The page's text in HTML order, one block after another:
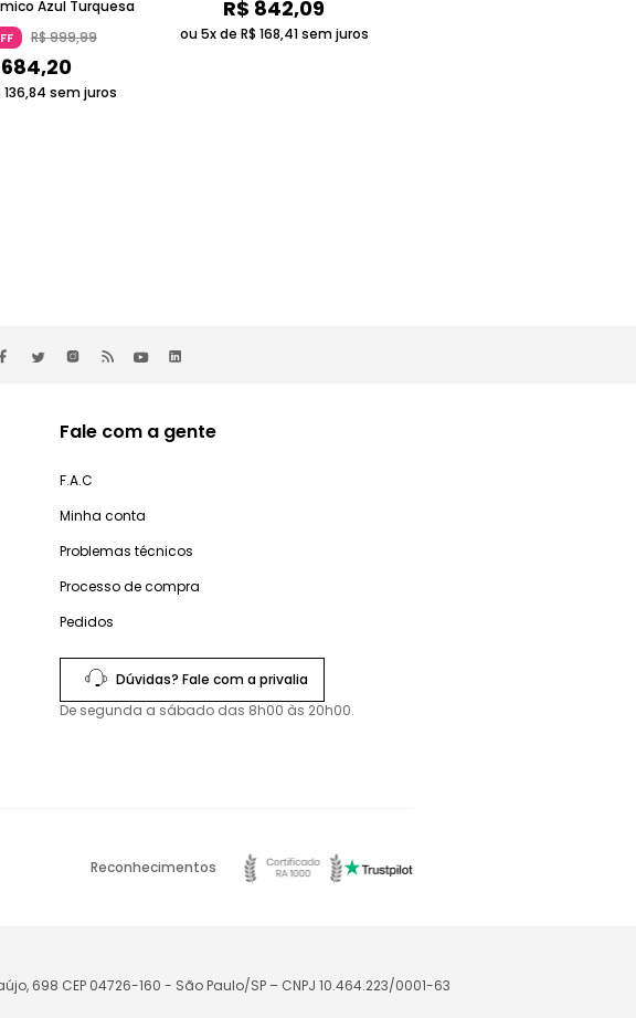
Azul Turquesa
R$999,99
684,20
136,84 sem juros
R$ 842,09
ou 5x de R$ 168,41sem juros
Fale com a gente
F.A.C
Minha conta
Problemas técnicos
Processo de compra
Pedidos
Dúvidas? Fale com a privalia
De segunda a sábado das 8h00 às 20h00.
Reconhecimentos
698 CEP 04726-160 - São Paulo/SP – CNPJ 10.464.223/0001-63